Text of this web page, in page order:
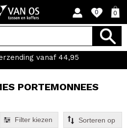
0 0
vanaf 44,95
PORTEMONNEES
Filter kiezen